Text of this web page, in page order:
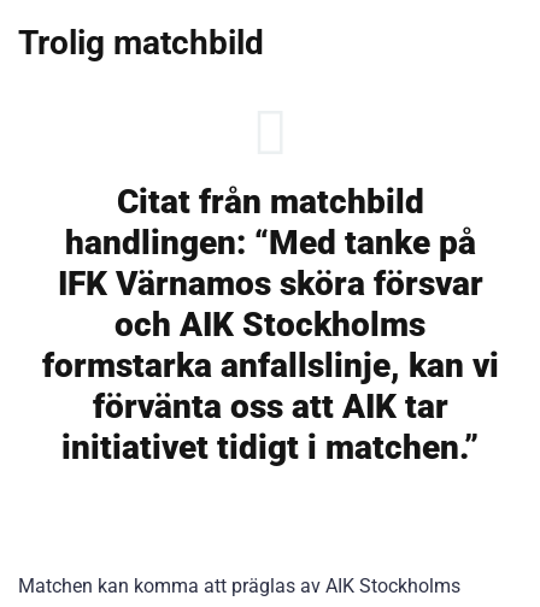
Trolig matchbild
Citat från matchbild
handlingen: “Med tanke på
IFK Värnamos sköra försvar
och AIK Stockholms
formstarka anfallslinje, kan vi
förvänta oss att AIK tar
initiativet tidigt i matchen.”
Matchen kan komma att präglas av AIK Stockholms